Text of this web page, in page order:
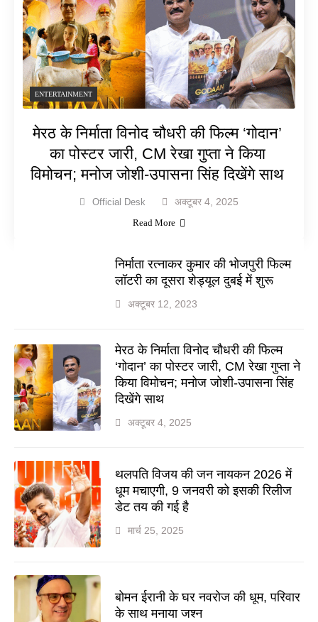
ENTERTAINMENT
मेरठ के निर्माता विनोद चौधरी की फिल्म ‘गोदान’
का पोस्टर जारी, CM रेखा गुप्ता ने किया
विमोचन; मनोज जोशी-उपासना सिंह दिखेंगे साथ
Official Desk अक्टूबर 4, 2025
Read More
निर्माता रत्नाकर कुमार की भोजपुरी फिल्म
लॉटरी का दूसरा शेड्यूल दुबई में शुरू
अक्टूबर 12, 2023
मेरठ के निर्माता विनोद चौधरी की फिल्म
‘गोदान’ का पोस्टर जारी, CM रेखा गुप्ता ने
किया विमोचन; मनोज जोशी-उपासना सिंह
दिखेंगे साथ
अक्टूबर 4, 2025
थलपति विजय की जन नायकन 2026 में
धूम मचाएगी, 9 जनवरी को इसकी रिलीज
डेट तय की गई है
मार्च 25, 2025
बोमन ईरानी के घर नवरोज की धूम, परिवार
के साथ मनाया जश्न